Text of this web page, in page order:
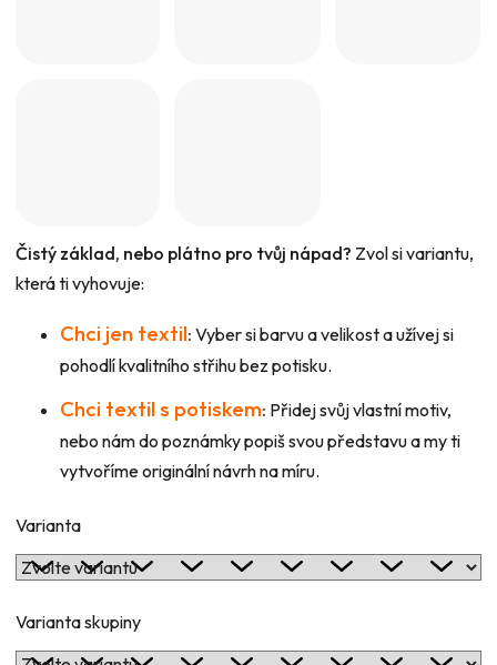
Čistý základ, nebo plátno pro tvůj nápad? Zvol si variantu,
která ti vyhovuje:
Chci jen textil: Vyber si barvu a velikost a užívej si
pohodlí kvalitního střihu bez potisku.
Chci textil s potiskem: Přidej svůj vlastní motiv,
nebo nám do poznámky popiš svou představu a my ti
vytvoříme originální návrh na míru.
Varianta
Varianta skupiny